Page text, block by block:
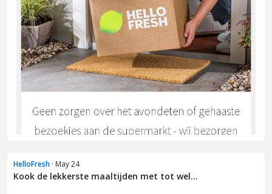
HelloFresh · May 24
Kook de lekkerste maaltijden met tot wel...